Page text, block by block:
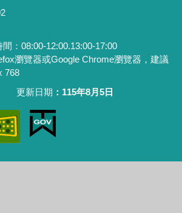
：08:00-12:00.13:00-17:00
瀏覽器或Google Chrome瀏覽器，建議
768
更新日期 115年8月5日